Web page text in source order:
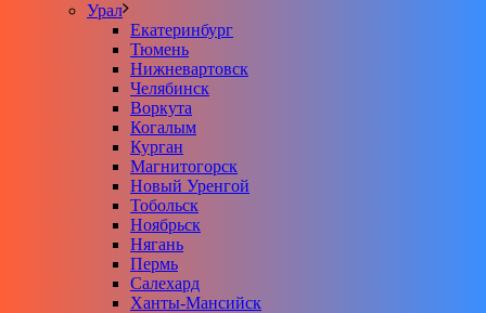
Урал
Екатеринбург
Тюмень
Нижневартовск
Челябинск
Воркута
Когалым
Курган
Магнитогорск
Новый Уренгой
Тобольск
Ноябрьск
Нягань
Пермь
Салехард
Ханты-Мансийск